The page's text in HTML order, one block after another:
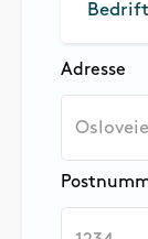
Bedrift
Adresse